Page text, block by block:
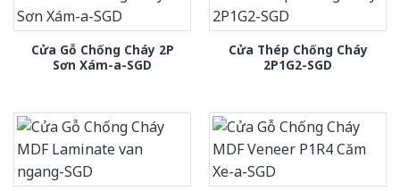
Cửa Gỗ Chống Cháy 2P
Sơn Xám-a-SGD
Cửa Thép Chống Cháy
2P1G2-SGD